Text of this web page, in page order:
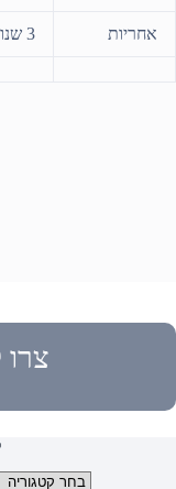
אחריות 3 שנות אחריות